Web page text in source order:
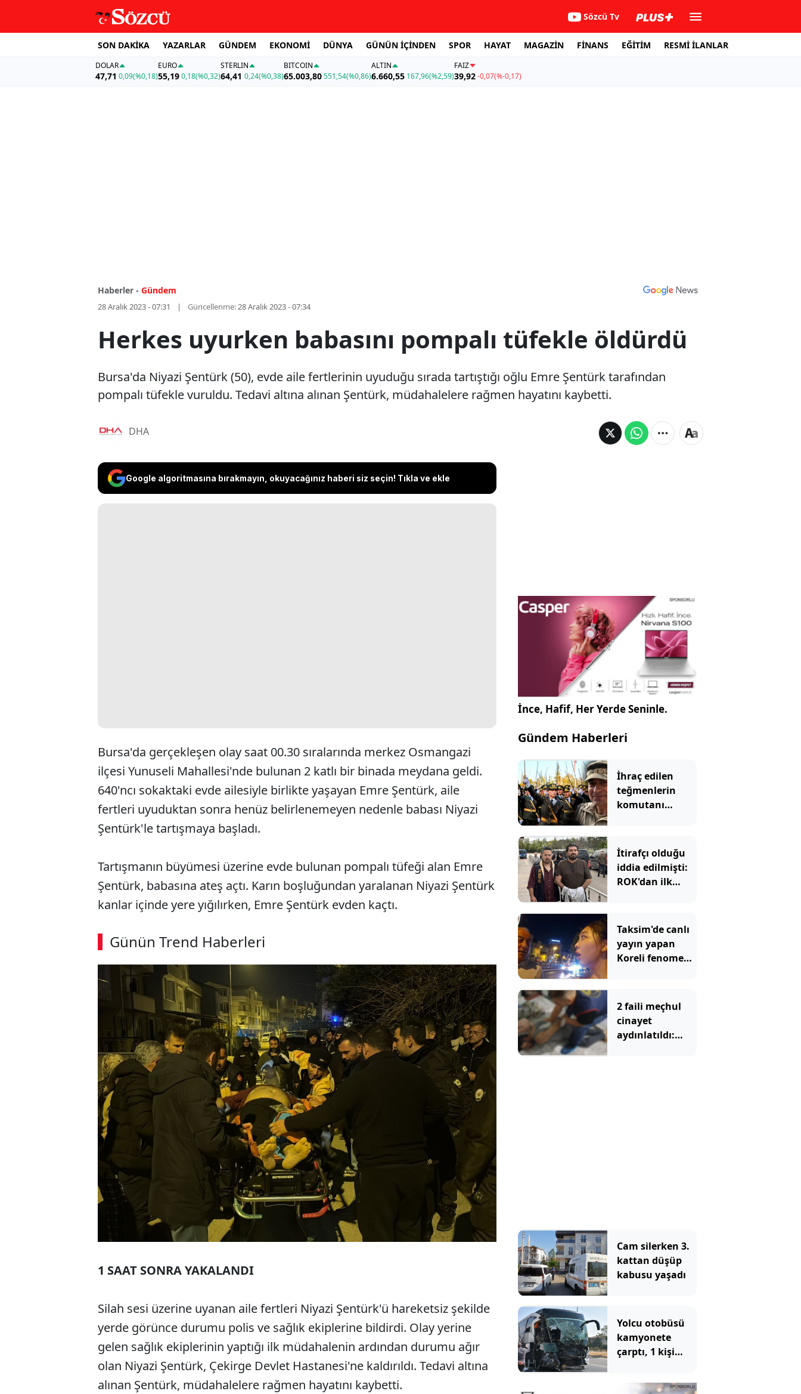
Sözcü Tv
SON DAKİKA YAZARLAR GÜNDEM EKONOMİ DÜNYA GÜNÜN İÇİNDEN SPOR HAYAT MAGAZİN FİNANS EĞİTİM RESMİ İLANLAR
DOLAR
47,71 0,09(%0,18)
EURO
55,19 0,18(%0,32)
STERLIN
64,41 0,24(%0,38)
BITCOIN
65.003,80551,54(%0,86)
ALTIN
6.660,55 167,96(%2,59)
FAİZ
39,92-0,07(%-0,17)
Haberler - Gündem
28 Aralık 2023 - 07:31 Güncellenme:28 Aralık 2023 - 07:34
Herkes uyurken babasını pompalı tüfekle öldürdü
Bursa'da Niyazi Şentürk (50), evde aile fertlerinin uyuduğu sırada tartıştığı oğlu Emre Şentürk tarafından
pompalı tüfekle vuruldu. Tedavi altına alınan Şentürk, müdahalelere rağmen hayatını kaybetti.
DHA
Google algoritmasına bırakmayın, okuyacağınız haberi siz seçin! Tıkla ve ekle
Bursa'da gerçekleşen olay saat 00.30 sıralarında merkez Osmangazi
ilçesi Yunuseli Mahallesi'nde bulunan 2 katlı bir binada meydana geldi.
640'ncı sokaktaki evde ailesiyle birlikte yaşayan Emre Şentürk, aile
fertleri uyuduktan sonra henüz belirlenemeyen nedenle babası Niyazi
Şentürk'le tartışmaya başladı.
Tartışmanın büyümesi üzerine evde bulunan pompalı tüfeği alan Emre
Şentürk, babasına ateş açtı. Karın boşluğundan yaralanan Niyazi Şentürk
kanlar içinde yere yığılırken, Emre Şentürk evden kaçtı.
Günün Trend Haberleri
1 SAAT SONRA YAKALANDI
Silah sesi üzerine uyanan aile fertleri Niyazi Şentürk'ü hareketsiz şekilde
yerde görünce durumu polis ve sağlık ekiplerine bildirdi. Olay yerine
gelen sağlık ekiplerinin yaptığı ilk müdahalenin ardından durumu ağır
olan Niyazi Şentürk, Çekirge Devlet Hastanesi'ne kaldırıldı. Tedavi altına
alınan Şentürk, müdahalelere rağmen hayatını kaybetti.
İnce, Hafif, Her Yerde Seninle.
Gündem Haberleri
İhraç edilen
teğmenlerin
komutanı
İtirafçı olduğu
iddia edilmişti:
ROK'dan ilk
Taksim'de canlı
yayın yapan
Koreli fenomene
2 faili meçhul
cinayet
aydınlatıldı:
Cam silerken 3.
kattan düşüp
kabusu yaşadı
Yolcu otobüsü
kamyonete
çarptı, 1 kişi
yaralandı